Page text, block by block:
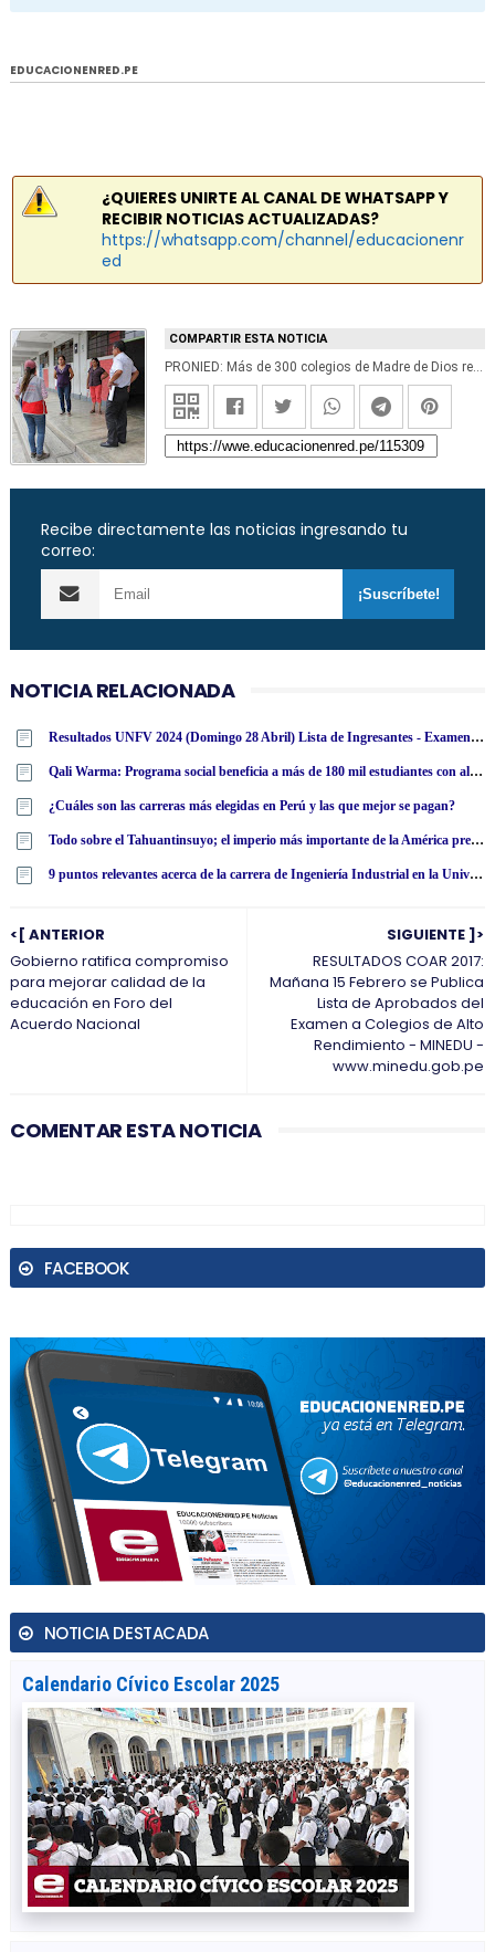
EDUCACIONENRED.PE
¿QUIERES UNIRTE AL CANAL DE WHATSAPP Y
RECIBIR NOTICIAS ACTUALIZADAS?
https://whatsapp.com/channel/educacionenr
ed
COMPARTIR ESTA NOTICIA
PRONIED: Más de 300 colegios de Madre de Dios recibirán S/ 2 millones para mantenimiento y útiles escolares - www.pronied.gob.pe
Recibe directamente las noticias ingresando tu
correo:
NOTICIA RELACIONADA
Resultados UNFV 2024 (Domingo 28 Abril) Lista de Ingresantes - Examen Admisión Ordinario y Extraordinario - Universidad Nacional Federico Villarreal - www·unfv·edu·pe
Qali Warma: Programa social beneficia a más de 180 mil estudiantes con alimentos nutritivos en San Martín
¿Cuáles son las carreras más elegidas en Perú y las que mejor se pagan?
Todo sobre el Tahuantinsuyo; el imperio más importante de la América precolombina
9 puntos relevantes acerca de la carrera de Ingeniería Industrial en la Universidad Tecnológica Latinoamericana en línea
SIGUIENTE ]>
RESULTADOS COAR 2017:
Mañana 15 Febrero se Publica
Lista de Aprobados del
Examen a Colegios de Alto
Rendimiento - MINEDU -
www.minedu.gob.pe
<[ ANTERIOR
Gobierno ratifica compromiso
para mejorar calidad de la
educación en Foro del
Acuerdo Nacional
COMENTAR ESTA NOTICIA
FACEBOOK
NOTICIA DESTACADA
Calendario Cívico Escolar 2025